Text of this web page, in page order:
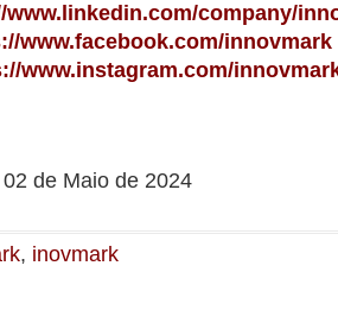
www.linkedin.com/company/
www.facebook.com/innovmark
www.instagram.com/
de Maio de 2024
, inovmark